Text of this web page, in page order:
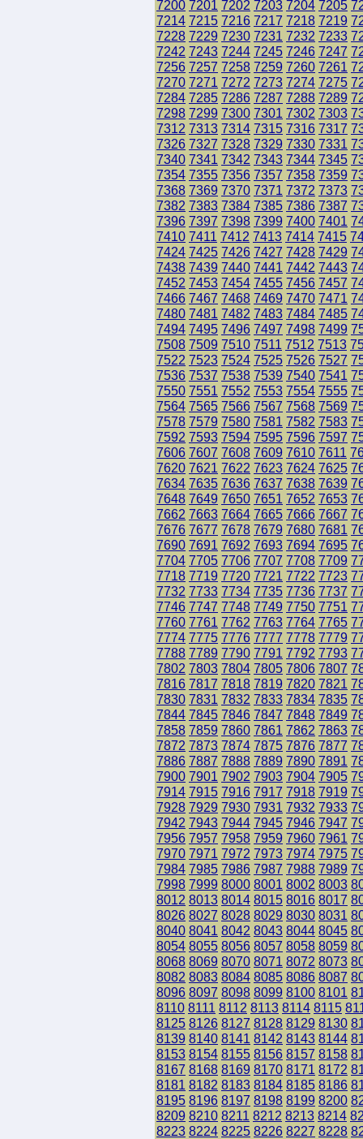
7200 7201 7202 7203 7204 7205
7214 7215 7216 7217 7218 7219
7228 7229 7230 7231 7232 7233
7242 7243 7244 7245 7246 7247
7256 7257 7258 7259 7260 7261
7270 7271 7272 7273 7274 7275
7284 7285 7286 7287 7288 7289
7298 7299 7300 7301 7302 7303
7312 7313 7314 7315 7316 7317
7326 7327 7328 7329 7330 7331
7340 7341 7342 7343 7344 7345
7354 7355 7356 7357 7358 7359
7368 7369 7370 7371 7372 7373
7382 7383 7384 7385 7386 7387
7396 7397 7398 7399 7400 7401
7410 7411 7412 7413 7414 7415
7424 7425 7426 7427 7428 7429
7438 7439 7440 7441 7442 7443
7452 7453 7454 7455 7456 7457
7466 7467 7468 7469 7470 7471
7480 7481 7482 7483 7484 7485
7494 7495 7496 7497 7498 7499
7508 7509 7510 7511 7512 7513
7522 7523 7524 7525 7526 7527
7536 7537 7538 7539 7540 7541
7550 7551 7552 7553 7554 7555
7564 7565 7566 7567 7568 7569
7578 7579 7580 7581 7582 7583
7592 7593 7594 7595 7596 7597
7606 7607 7608 7609 7610 7611
7620 7621 7622 7623 7624 7625
7634 7635 7636 7637 7638 7639
7648 7649 7650 7651 7652 7653
7662 7663 7664 7665 7666 7667
7676 7677 7678 7679 7680 7681
7690 7691 7692 7693 7694 7695
7704 7705 7706 7707 7708 7709
7718 7719 7720 7721 7722 7723
7732 7733 7734 7735 7736 7737
7746 7747 7748 7749 7750 7751
7760 7761 7762 7763 7764 7765
7774 7775 7776 7777 7778 7779
7788 7789 7790 7791 7792 7793
7802 7803 7804 7805 7806 7807
7816 7817 7818 7819 7820 7821
7830 7831 7832 7833 7834 7835
7844 7845 7846 7847 7848 7849
7858 7859 7860 7861 7862 7863
7872 7873 7874 7875 7876 7877
7886 7887 7888 7889 7890 7891
7900 7901 7902 7903 7904 7905
7914 7915 7916 7917 7918 7919
7928 7929 7930 7931 7932 7933
7942 7943 7944 7945 7946 7947
7956 7957 7958 7959 7960 7961
7970 7971 7972 7973 7974 7975
7984 7985 7986 7987 7988 7989
7998 7999 8000 8001 8002 8003
8012 8013 8014 8015 8016 8017
8026 8027 8028 8029 8030 8031
8040 8041 8042 8043 8044 8045
8054 8055 8056 8057 8058 8059
8068 8069 8070 8071 8072 8073
8082 8083 8084 8085 8086 8087
8096 8097 8098 8099 8100 8101
8110 8111 8112 8113 8114 8115
8125 8126 8127 8128 8129 8130
8139 8140 8141 8142 8143 8144
8153 8154 8155 8156 8157 8158
8167 8168 8169 8170 8171 8172
8181 8182 8183 8184 8185 8186
8195 8196 8197 8198 8199 8200
8209 8210 8211 8212 8213 8214
8223 8224 8225 8226 8227 8228